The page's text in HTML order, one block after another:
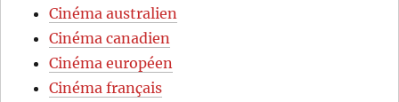
Cinéma australien
Cinéma canadien
Cinéma européen
Cinéma français